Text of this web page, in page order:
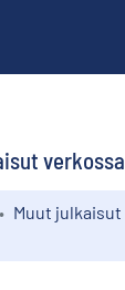
verkossa
Muut julkaisut